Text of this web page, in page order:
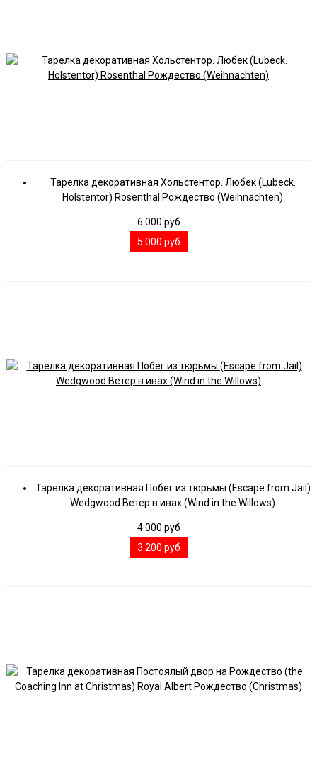
Тарелка декоративная Хольстентор. Любек (Lubeck.
Holstentor) Rosenthal Рождество (Weihnachten)
6 000 руб
5 000 руб
Тарелка декоративная Побег из тюрьмы (Escape from Jail)
Wedgwood Ветер в ивах (Wind in the Willows)
4 000 руб
3 200 руб